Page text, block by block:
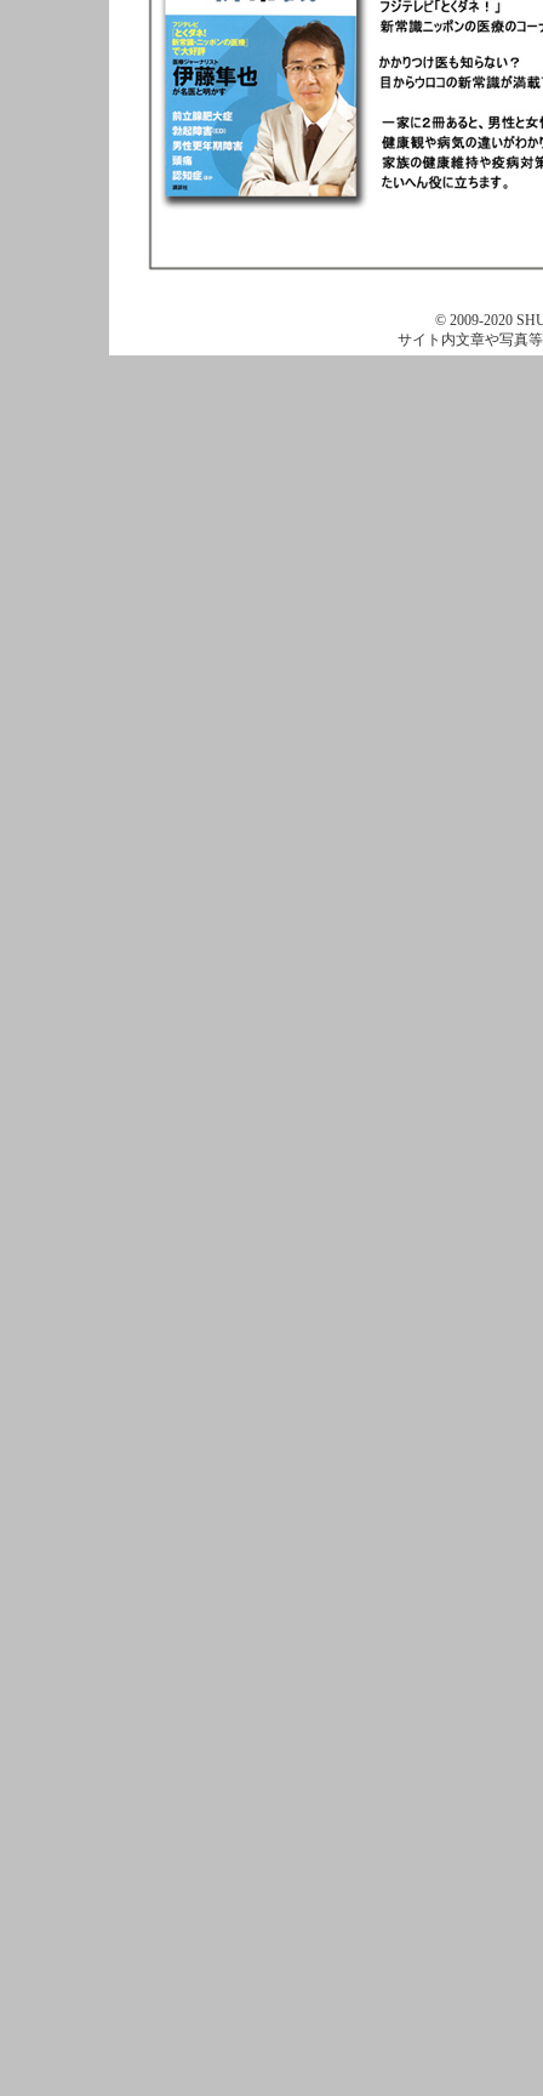
© 2009-2020
サイト内文章や写真